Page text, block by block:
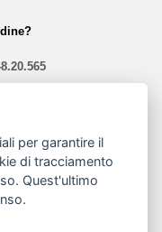
- 19,30
per garantire il
di tracciamento
Quest'ultimo